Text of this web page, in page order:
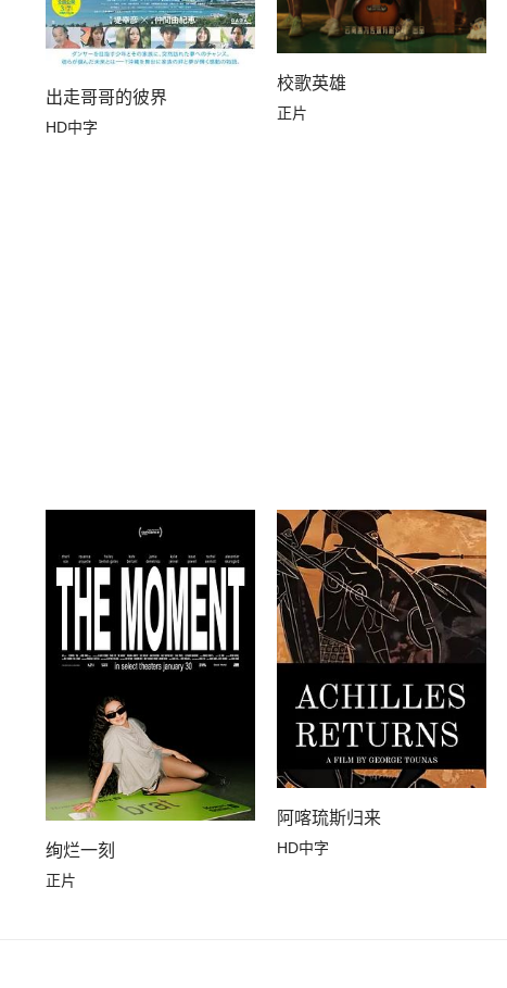
出走哥哥的彼界
HD中字
校歌英雄
正片
绚烂一刻
正片
阿喀琉斯归来
HD中字